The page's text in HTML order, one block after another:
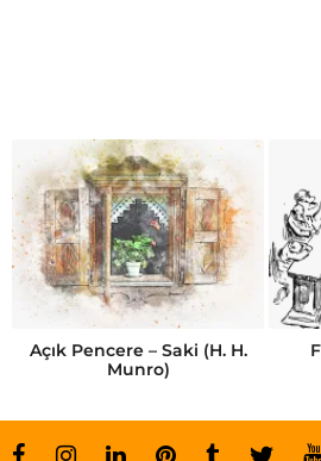
Açık Pencere – Saki (H. H.
Munro)